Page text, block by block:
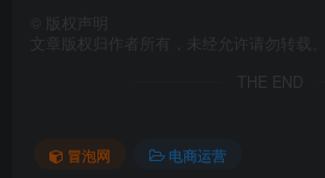
版权声明
文章版权归作者所有，未经允许请勿转载。
THE END
冒泡网 电商运营